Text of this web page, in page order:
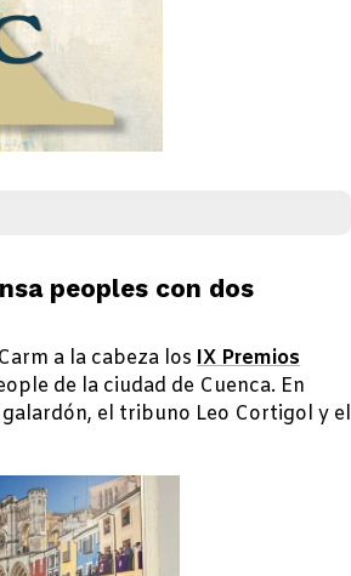
peoples con dos
a la cabeza los IX Premios
de la ciudad de Cuenca. En
el tribuno Leo Cortigol y el